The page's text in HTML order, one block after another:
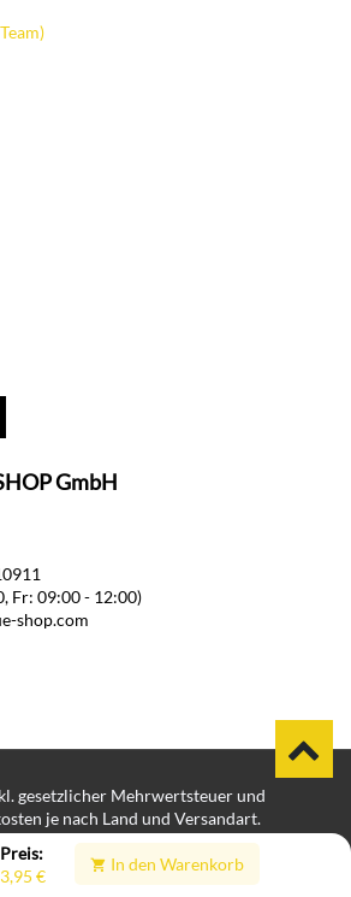
Preis:
3,95 €
In den Warenkorb
GmbH
Fr: 09:00 - 12:00)
shop.com
gesetzlicher Mehrwertsteuer und
je nach Land und Versandart.
EU-Länder können zusätzliche Zölle,
und Gebühren anfallen.
|Hinweisgeberplattform